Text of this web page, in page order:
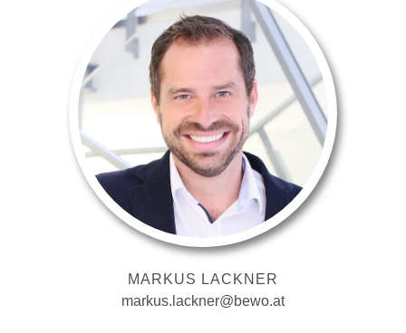
MARKUS LACKNER
markus.lackner@bewo.at